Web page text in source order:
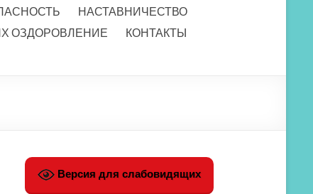
НАСТАВНИЧЕСТВО
ОЗДОРОВЛЕНИЕ
КОНТАКТЫ
Версия для слабовидящих